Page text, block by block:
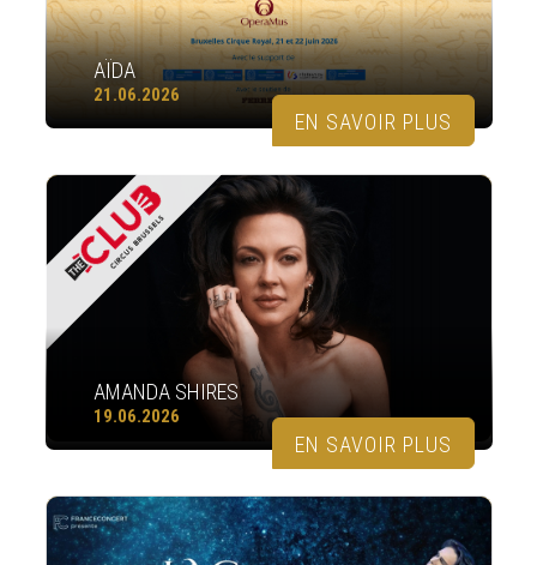
AÏDA
21.06.2026
EN SAVOIR PLUS
AMANDA SHIRES
19.06.2026
EN SAVOIR PLUS